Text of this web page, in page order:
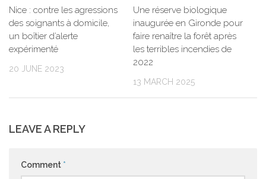
Nice : contre les agressions
des soignants à domicile,
un boîtier d’alerte
expérimenté
20 JUNE 2023
Une réserve biologique
inaugurée en Gironde pour
faire renaître la forêt après
les terribles incendies de
2022
13 MARCH 2025
LEAVE A REPLY
Comment *